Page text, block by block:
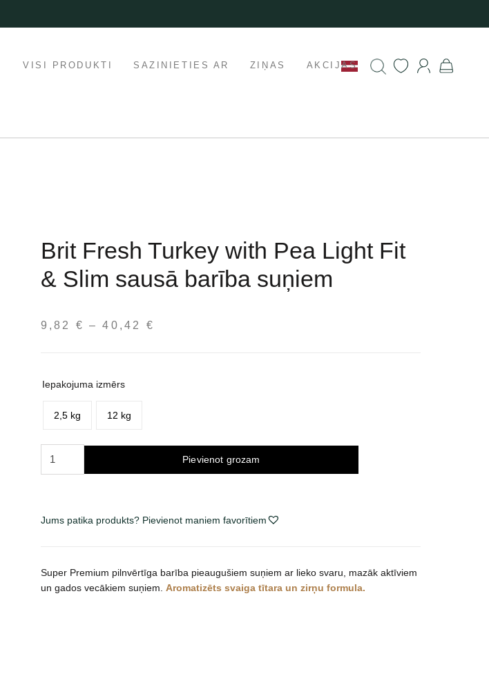
VISI PRODUKTI SAZINIETIES AR ZIŅAS AKCIJAS
Brit Fresh Turkey with Pea Light Fit
& Slim sausā barība suņiem
9,82 € – 40,42 €
Iepakojuma izmērs
2,5 kg 12 kg
Brit
Pea
&
Slim
Pievienot grozam
Jums patika produkts? Pievienot maniem favorītiem
Super Premium pilnvērtīga barība pieaugušiem suņiem ar lieko svaru, mazāk aktīviem
un gados vecākiem suņiem. Aromatizēts svaiga tītara un zirņu formula.